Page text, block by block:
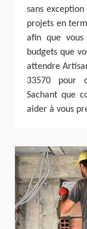
sans
projets en
afin que vous
budgets que
attendre
33570 pour
Sachant que
aider à vous